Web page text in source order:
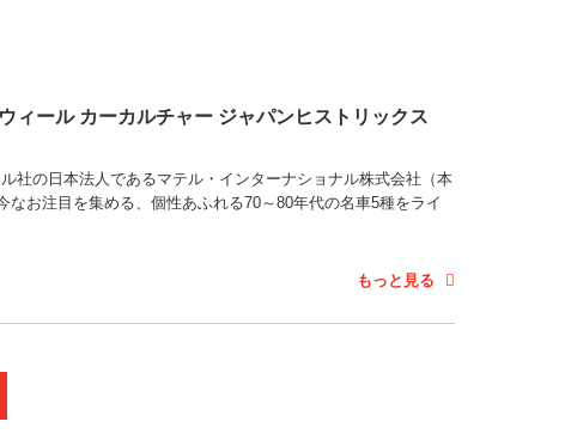
ィール カーカルチャー ジャパンヒストリックス
の日本法人であるマテル・インターナショナル株式会社（本
お注目を集める、個性あふれる70～80年代の名車5種をライ
もっと見る